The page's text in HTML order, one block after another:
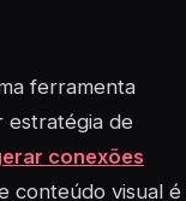
ferramenta
estratégia de
conexões
conteúdo visual é